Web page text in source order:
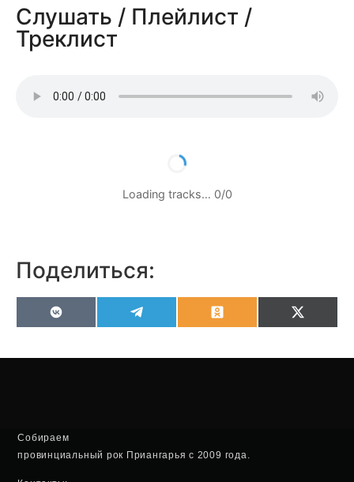
Слушать / Плейлист /
Треклист
Loading tracks… 0/0
Поделиться:
VK OdnoklassnikiX
Собираем
провинциальный рок Приангарья с 2009 года.